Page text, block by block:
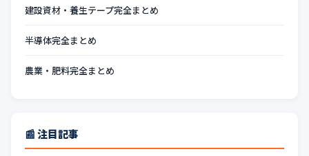
建設資材・養生テープ完全まとめ
半導体完全まとめ
農業・肥料完全まとめ
📰 注目記事